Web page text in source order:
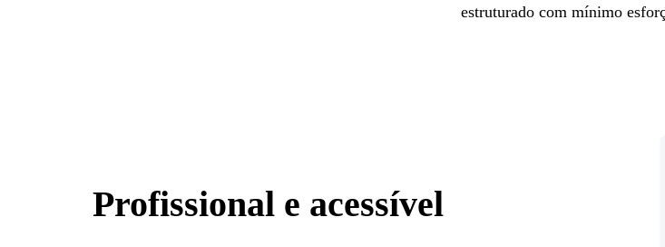
estruturado com mínimo
Profissional e acessível